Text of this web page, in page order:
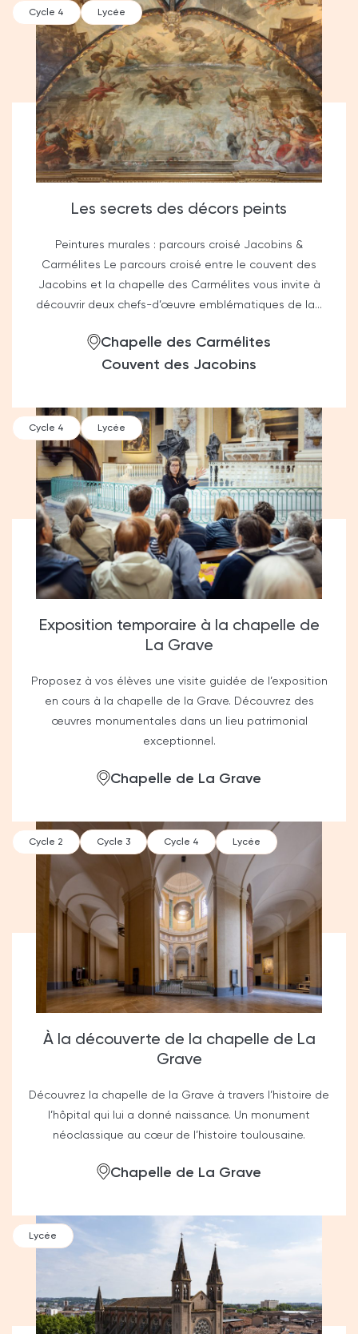
Cycle 4 Lycée
Les secrets des décors peints
Peintures murales : parcours croisé Jacobins &
Carmélites Le parcours croisé entre le couvent des
Jacobins et la chapelle des Carmélites vous invite à
découvrir deux chefs-d’œuvre emblématiques de la...
Chapelle des Carmélites
Couvent des Jacobins
Cycle 4 Lycée
Exposition temporaire à la chapelle de
La Grave
Proposez à vos élèves une visite guidée de l’exposition
en cours à la chapelle de la Grave. Découvrez des
œuvres monumentales dans un lieu patrimonial
exceptionnel.
Chapelle de La Grave
Cycle 2 Cycle 3 Cycle 4 Lycée
À la découverte de la chapelle de La
Grave
Découvrez la chapelle de la Grave à travers l’histoire de
l’hôpital qui lui a donné naissance. Un monument
néoclassique au cœur de l’histoire toulousaine.
Chapelle de La Grave
Lycée